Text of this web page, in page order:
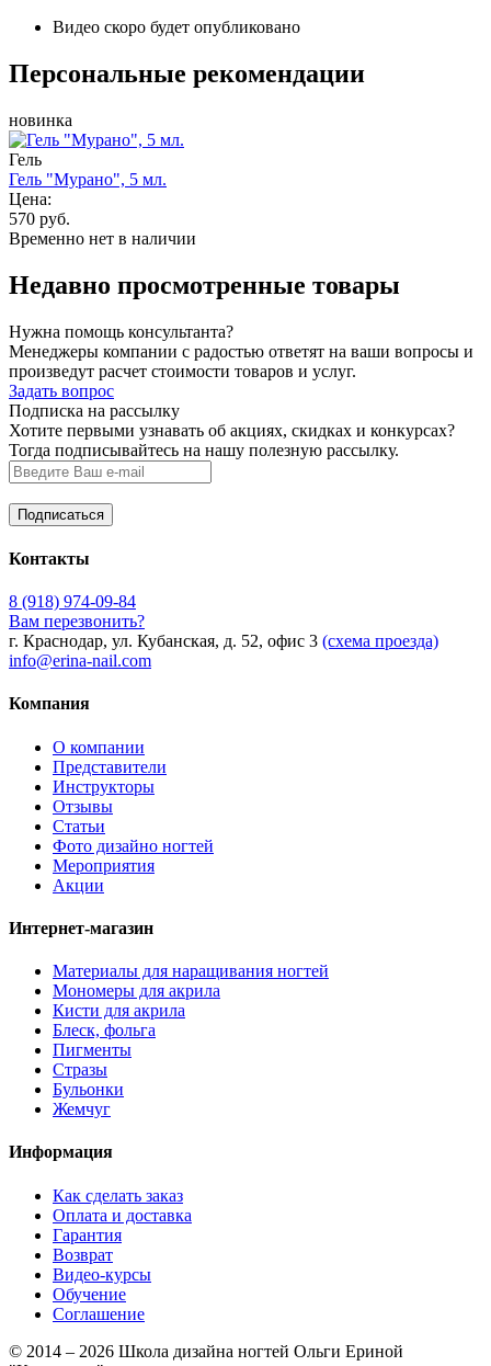
Видео скоро будет опубликовано
Персональные рекомендации
новинка
Гель
Гель "Мурано", 5 мл.
Цена:
570 руб.
Временно нет в наличии
Недавно просмотренные товары
Нужна помощь консультанта?
Менеджеры компании с радостью ответят на ваши вопросы и
произведут расчет стоимости товаров и услуг.
Задать вопрос
Подписка на рассылку
Хотите первыми узнавать об акциях, скидках и конкурсах?
Тогда подписывайтесь на нашу полезную рассылку.
Контакты
8 (918) 974-09-84
Вам перезвонить?
г. Краснодар, ул. Кубанская, д. 52, офис 3 (схема проезда)
info@erina-nail.com
Компания
О компании
Представители
Инструкторы
Отзывы
Статьи
Фото дизайно ногтей
Мероприятия
Акции
Интернет-магазин
Материалы для наращивания ногтей
Мономеры для акрила
Кисти для акрила
Блеск, фольга
Пигменты
Стразы
Бульонки
Жемчуг
Информация
Как сделать заказ
Оплата и доставка
Гарантия
Возврат
Видео-курсы
Обучение
Соглашение
© 2014 – 2026 Школа дизайна ногтей Ольги Ериной